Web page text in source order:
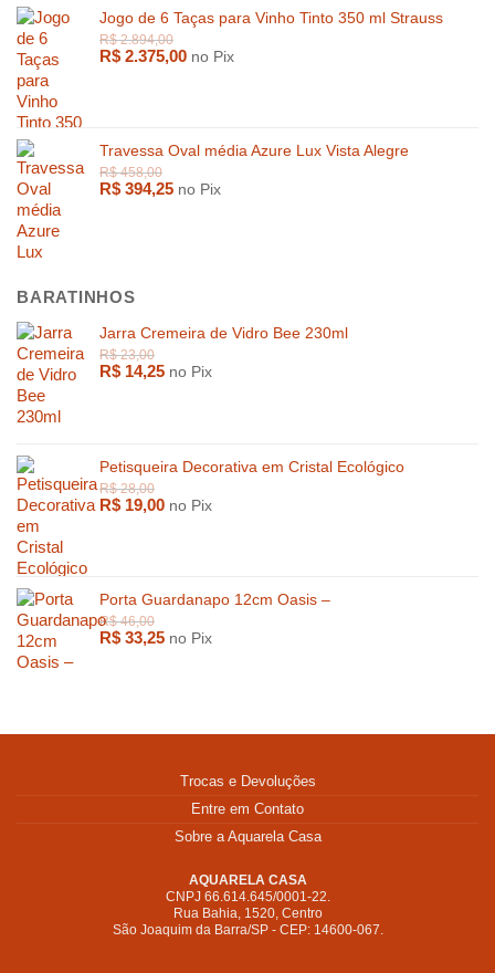
R$2.000,00
247,00
Jogo de 6 Taças para Vinho Tinto 350 ml Strauss
R$ 2.375,00 no Pix
Travessa Oval média Azure Lux Vista Alegre
R$ 394,25 no Pix
BARATINHOS
Jarra Cremeira de Vidro Bee 230ml
R$ 14,25 no Pix
Petisqueira Decorativa em Cristal Ecológico
R$ 19,00 no Pix
Porta Guardanapo 12cm Oasis –
R$ 33,25 no Pix
Trocas e Devoluções
Entre em Contato
Sobre a Aquarela Casa
AQUARELA CASA
CNPJ 66.614.645/0001-22.
Rua Bahia, 1520, Centro
São Joaquim da Barra/SP - CEP: 14600-067.